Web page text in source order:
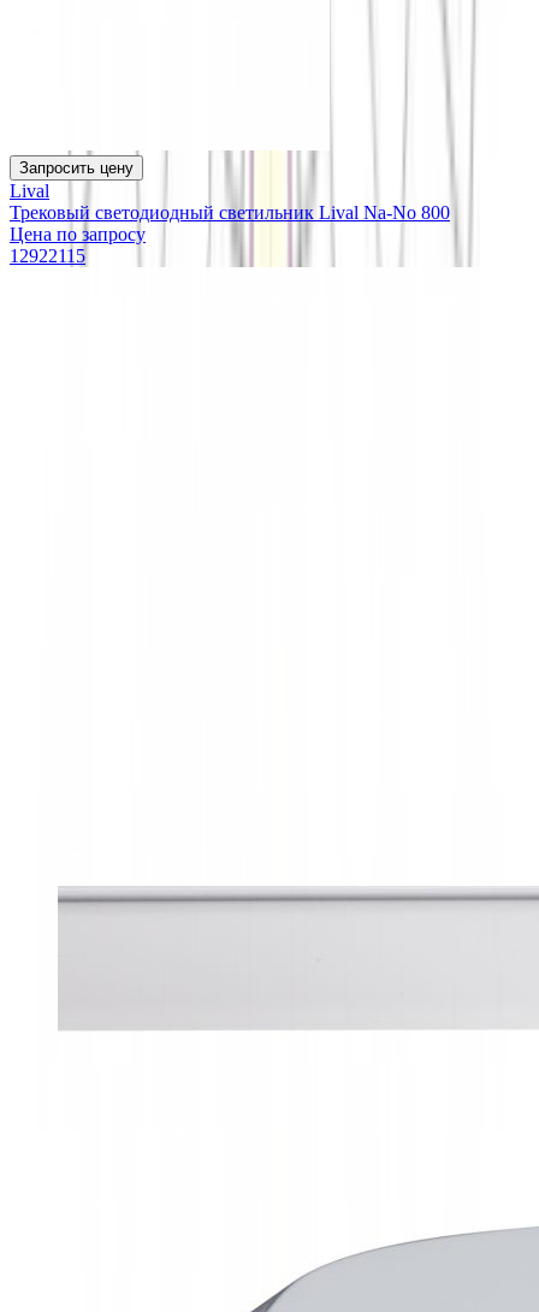
Запросить цену
Lival
Трековый светодиодный светильник Lival Na-No 800
Цена по запросу
12922115